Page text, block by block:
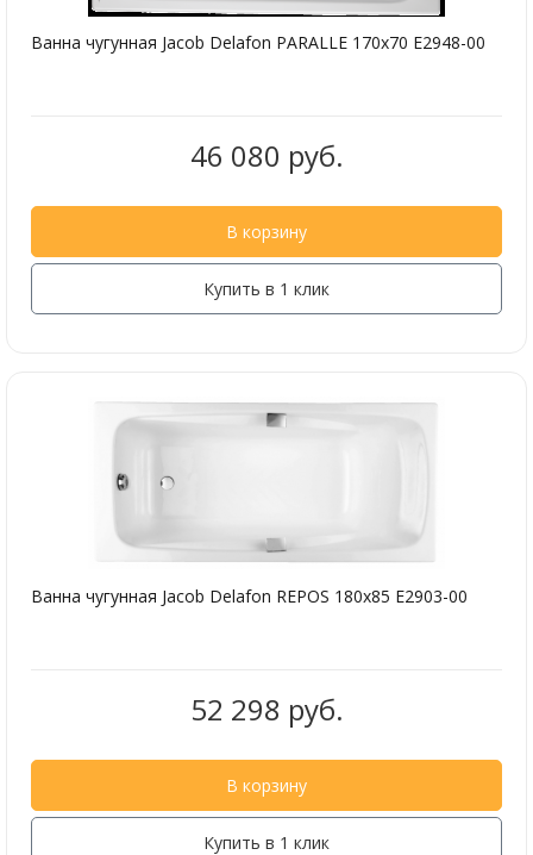
Ванна чугунная Jacob Delafon PARALLE 170х70 E2948-00
46 080 руб.
В корзину
Купить в 1 клик
Ванна чугунная Jacob Delafon REPOS 180х85 E2903-00
52 298 руб.
В корзину
Купить в 1 клик